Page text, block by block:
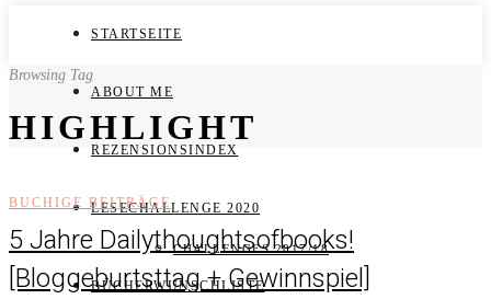
STARTSEITE
ABOUT ME
REZENSIONSINDEX
LESECHALLENGE 2020
CHALLENGES 2017/18
BÜCHERWUNSCHLISTE
Browsing Tag
HIGHLIGHT
BUCHIGE BEITRÄGE
5 Jahre Dailythoughtsofbooks!
[Bloggeburtsttag + Gewinnspiel]